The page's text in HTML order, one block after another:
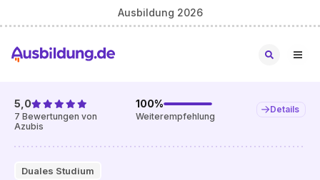
Ausbildung 2026
Duales Studium
5,0
7 Bewertungen von
Azubis
100%
Weiterempfehlung
Details